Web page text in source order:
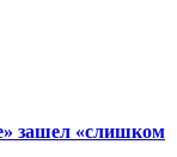
зашел «слишком